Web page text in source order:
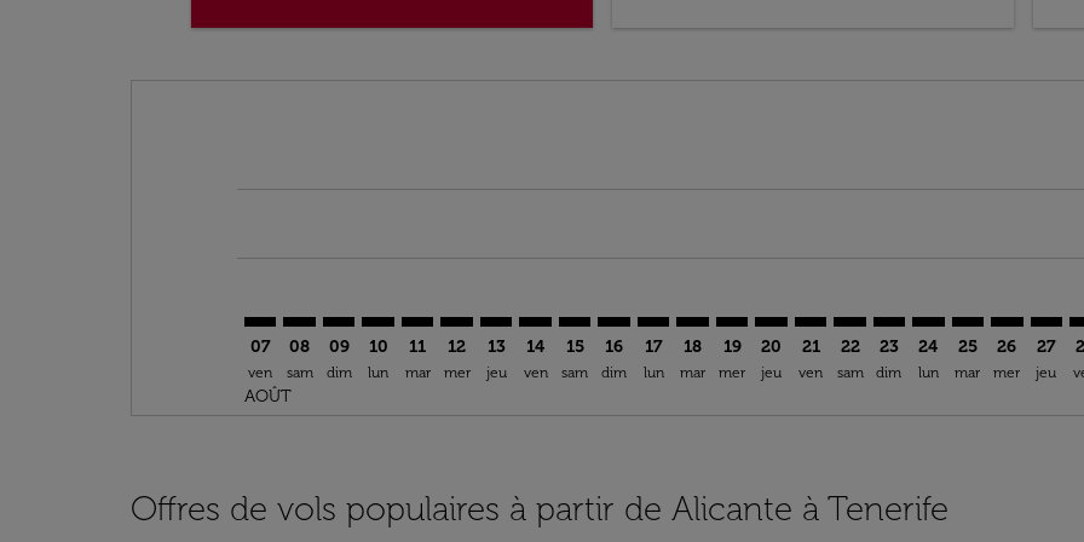
07
ven
AOÛT
08
sam
09
dim
10
lun
11
mar
12
mer
13
jeu
14
ven
15
sam
16
dim
17
lun
18
mar
ALC–TFN: cmp-view-offers-disclaimer.
19
mer
ALC–TFN: cmp-view-offers-
20
jeu
ALC–TFN: cmp-view-offers-
21
ven
ALC–TFN: cmp-view-
22
sam
ALC–TFN: cmp-view-
23
dim
ALC–TFN: cmp-
24
lun
ALC–TFN:
25
mar
26
mer
27
jeu
Offres de vols populaires à partir de Alicante à Tenerife